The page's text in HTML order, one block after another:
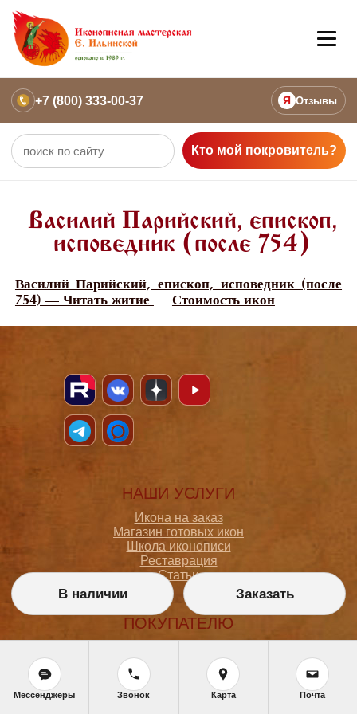
+7 (800) 333-00-37 Я Отзывы
Кто мой покровитель?
Василий Парийский, епископ,
исповедник (после 754)
Василий Парийский, епископ, исповедник (после
754) — Читать житие
Стоимость икон
НАШИ УСЛУГИ
Икона на заказ
Магазин готовых икон
Школа иконописи
Реставрация
Статьи
ПОКУПАТЕЛЮ
Как сделать заказ
Доставка и оплата
Политика конфиденциальности
В наличии Заказать
Мессенджеры Звонок Карта Почта